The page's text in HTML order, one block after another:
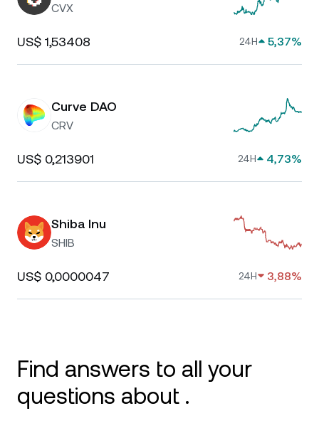
CVX
US$ 1,53408 24H 5,37%
Curve DAO
CRV
US$ 0,213901 24H 4,73%
Shiba Inu
SHIB
US$ 0,0000047 24H 3,88%
Find answers to all your
questions about .